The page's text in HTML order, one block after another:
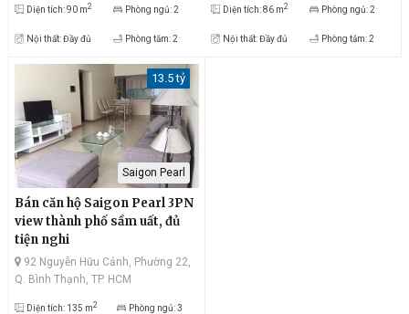
Diện tích: 90 m2 Phòng ngủ: 2
Nội thất: Đầy đủ Phòng tắm: 2
Diện tích: 86 m2 Phòng ngủ: 2
Nội thất: Đầy đủ Phòng tắm: 2
13.5 tỷ
Saigon Pearl
Bán căn hộ Saigon Pearl 3PN
view thành phố sầm uất, đủ
tiện nghi
92 Nguyễn Hữu Cảnh, Phường 22,
Q. Bình Thạnh, TP. HCM
Diện tích: 135 m2 Phòng ngủ: 3